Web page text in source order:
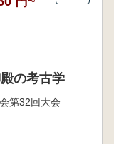
の考古学
第32回大会